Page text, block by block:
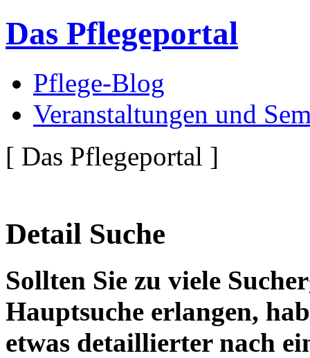
Das Pflegeportal
Pflege-Blog
Veranstaltungen und
[ Das Pflegeportal ]
Detail Suche
Sollten Sie zu viele
Hauptsuche erlangen,
etwas detaillierter nach